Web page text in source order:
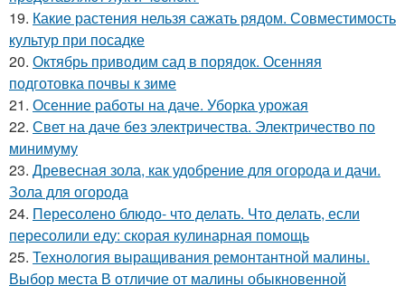
19. Какие растения нельзя сажать рядом. Совместимость
культур при посадке
20. Октябрь приводим сад в порядок. Осенняя
подготовка почвы к зиме
21. Осенние работы на даче. Уборка урожая
22. Свет на даче без электричества. Электричество по
минимуму
23. Древесная зола, как удобрение для огорода и дачи.
Зола для огорода
24. Пересолено блюдо- что делать. Что делать, если
пересолили еду: скорая кулинарная помощь
25. Технология выращивания ремонтантной малины.
Выбор места В отличие от малины обыкновенной